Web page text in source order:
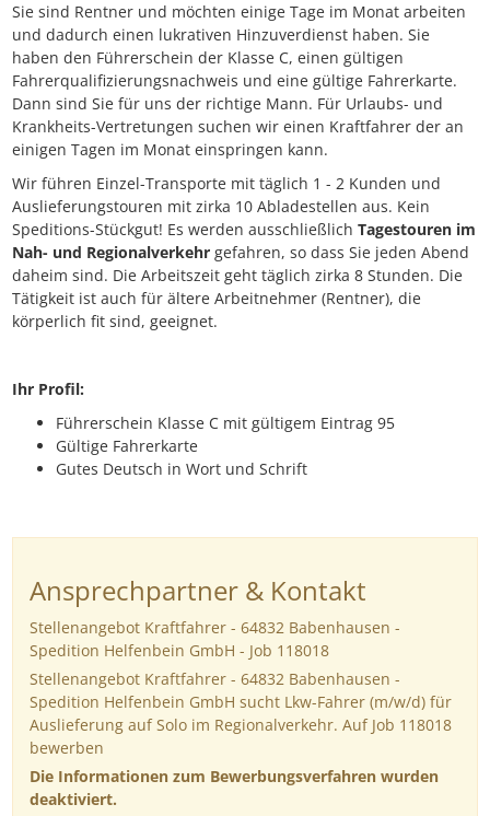
Sie sind Rentner und möchten einige Tage im Monat arbeiten
und dadurch einen lukrativen Hinzuverdienst haben. Sie
haben den Führerschein der Klasse C, einen gültigen
Fahrerqualifizierungsnachweis und eine gültige Fahrerkarte.
Dann sind Sie für uns der richtige Mann. Für Urlaubs- und
Krankheits-Vertretungen suchen wir einen Kraftfahrer der an
einigen Tagen im Monat einspringen kann.
Wir führen Einzel-Transporte mit täglich 1 - 2 Kunden und
Auslieferungstouren mit zirka 10 Abladestellen aus. Kein
Speditions-Stückgut! Es werden ausschließlich Tagestouren im
Nah- und Regionalverkehr gefahren, so dass Sie jeden Abend
daheim sind. Die Arbeitszeit geht täglich zirka 8 Stunden. Die
Tätigkeit ist auch für ältere Arbeitnehmer (Rentner), die
körperlich fit sind, geeignet.
Ihr Profil:
Führerschein Klasse C mit gültigem Eintrag 95
Gültige Fahrerkarte
Gutes Deutsch in Wort und Schrift
Ansprechpartner & Kontakt
Stellenangebot Kraftfahrer - 64832 Babenhausen -
Spedition Helfenbein GmbH - Job 118018
Stellenangebot Kraftfahrer - 64832 Babenhausen -
Spedition Helfenbein GmbH sucht Lkw-Fahrer (m/w/d) für
Auslieferung auf Solo im Regionalverkehr. Auf Job 118018
bewerben
Die Informationen zum Bewerbungsverfahren wurden
deaktiviert.